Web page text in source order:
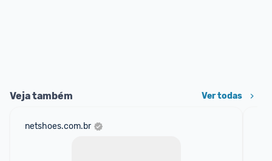
Veja também Ver todas
netshoes.com.br